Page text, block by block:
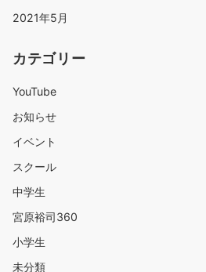
2021年5月
カテゴリー
YouTube
お知らせ
イベント
スクール
中学生
宮原裕司360
小学生
未分類